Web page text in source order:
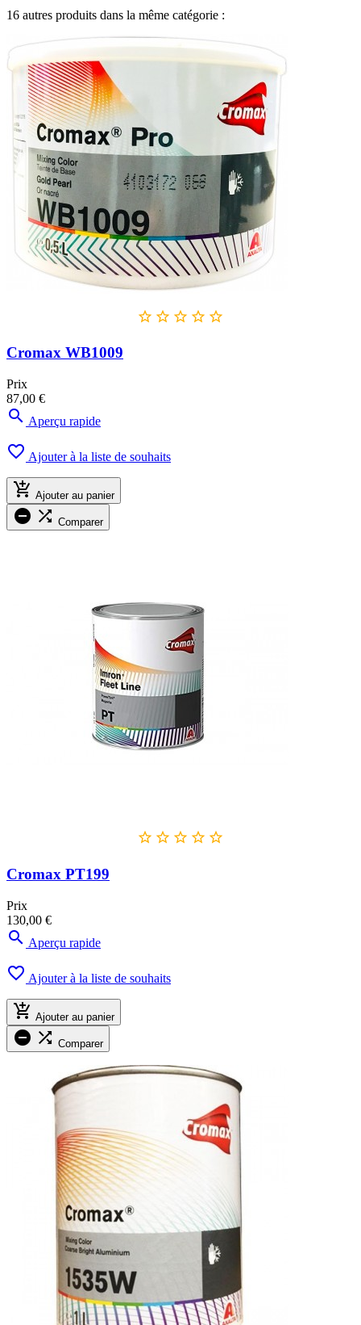
16 autres produits dans la même catégorie :
    
Cromax WB1009
Prix
87,00 €
 Aperçu rapide
 Ajouter à la liste de souhaits
 Ajouter au panier
  Comparer
    
Cromax PT199
Prix
130,00 €
 Aperçu rapide
 Ajouter à la liste de souhaits
 Ajouter au panier
  Comparer